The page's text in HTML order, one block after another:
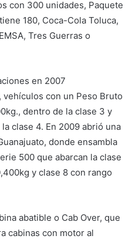
con 300 unidades, Paquete
180, Coca-Cola Toluca,
Tres Guerras o
en 2007
con un Peso Bruto
dentro de la clase 3 y
clase 4. En 2009 abrió una
donde ensambla
500 que abarcan la clase
y clase 8 con rango
abatible o Cab Over, que
cabinas con motor al